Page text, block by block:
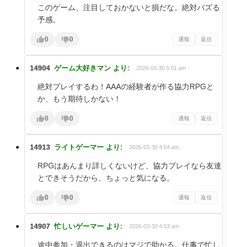
このゲーム、注目しておかないと損だな。絶対バズる
予感。
0 0 通報 返信
14904 ゲーム大好きマン より: 2026-03-30 5:01 am
絶対プレイするわ！AAAの経験者が作る協力RPGと
か、もう期待しかない！
0 0 通報 返信
14913 ライトゲーマー より: 2026-03-30 4:54 am
RPGはあんまり詳しくないけど、協力プレイなら友達
とできそうだから、ちょっと気になる。
0 0 通報 返信
14907 忙しいゲーマー より: 2026-03-30 4:53 am
途中参加・退出できるのはマジで助かる。仕事で忙し